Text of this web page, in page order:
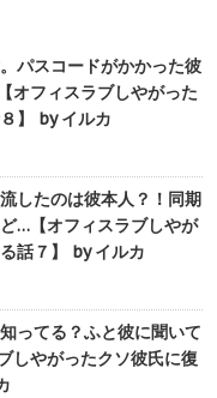
パスコードがかかった彼
オフィスラブしやがった
】 by イルカ
したのは彼本人？！同期
…【オフィスラブしやが
話７】 by イルカ
ってる？ふと彼に聞いて
しやがったクソ彼氏に復